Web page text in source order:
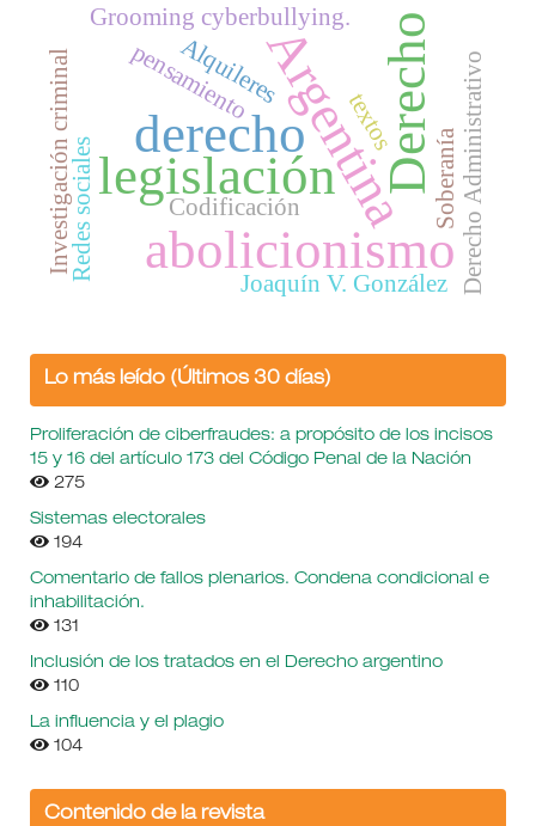
legislaciónArgentina
derecho Derecho
abolicionismo
pensamiento
Redes sociales
Grooming cyberbullying.
Joaquín V. González
Codificación
Alquileres Derecho Administrativo
Investigación criminal textos
Soberanía
Lo más leído (Últimos 30 días)
Proliferación de ciberfraudes: a propósito de los incisos
15 y 16 del artículo 173 del Código Penal de la Nación
275
Sistemas electorales
194
Comentario de fallos plenarios. Condena condicional e
inhabilitación.
131
Inclusión de los tratados en el Derecho argentino
110
La influencia y el plagio
104
Contenido de la revista